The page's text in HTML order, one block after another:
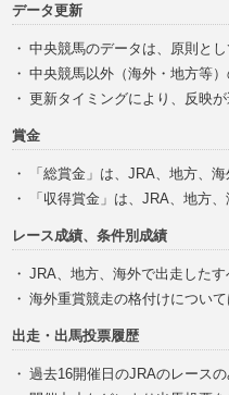
データ更新
・ 中央競馬のデータは、原則と
・ 中央競馬以外（海外・地方等
・ 更新タイミングにより、反映
賞金
・
「総賞金」は、JRA、地方、
・
「収得賞金」は、JRA、地方
レース成績、条件別成績
・ JRA、地方、海外で出走した
・ 海外重賞競走の格付けについ
出走・出馬投票履歴
・ 過去16開催日のJRAのレース